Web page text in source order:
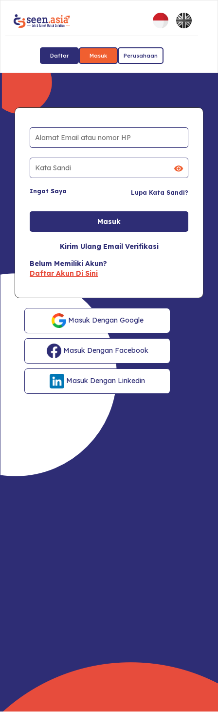
Daftar Masuk Perusahaan
Ingat Saya Lupa Kata Sandi?
Kirim Ulang Email Verifikasi
Belum Memiliki Akun?
Daftar Akun Di Sini
Masuk Dengan Google
Masuk Dengan Facebook
Masuk Dengan Linkedin